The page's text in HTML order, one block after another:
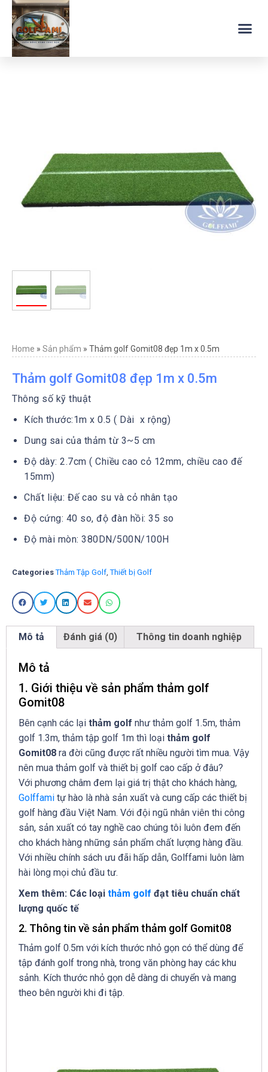
Home » Sản phẩm » Thảm golf Gomit08 đẹp 1m x 0.5m
Thảm golf Gomit08 đẹp 1m x 0.5m
Thông số kỹ thuật
Kích thước:1m x 0.5 ( Dài x rộng)
Dung sai của thảm từ 3~5 cm
Độ dày: 2.7cm ( Chiều cao cỏ 12mm, chiều cao đế
15mm)
Chất liệu: Đế cao su và cỏ nhân tạo
Độ cứng: 40 so, độ đàn hồi: 35 so
Độ mài mòn: 380DN/500N/100H
Categories Thảm Tập Golf ,Thiết bị Golf
Mô tả Đánh giá (0) Thông tin doanh nghiệp
Mô tả
1. Giới thiệu về sản phẩm thảm golf
Gomit08
Bên cạnh các lại thảm golf như thảm golf 1.5m, thảm
golf 1.3m, thảm tập golf 1m thì loại thảm golf
Gomit08 ra đời cũng được rất nhiều người tìm mua. Vậy
nên mua thảm golf và thiết bị golf cao cấp ở đâu?
Với phương châm đem lại giá trị thật cho khách hàng,
Golffami tự hào là nhà sản xuất và cung cấp các thiết bị
golf hàng đầu Việt Nam. Với đội ngũ nhân viên thi công
sản, sản xuất có tay nghề cao chúng tôi luôn đem đến
cho khách hàng những sản phẩm chất lượng hàng đầu.
Với nhiều chính sách ưu đãi hấp dẫn, Golffami luôn làm
hài lòng mọi chủ đầu tư.
Xem thêm: Các loại thảm golf đạt tiêu chuẩn chất
lượng quốc tế
2. Thông tin về sản phẩm thảm golf Gomit08
Thảm golf 0.5m với kích thước nhỏ gọn có thể dùng để
tập đánh golf trong nhà, trong văn phòng hay các khu
sảnh. Kích thước nhỏ gọn dễ dàng di chuyển và mang
theo bên người khi đi tập.